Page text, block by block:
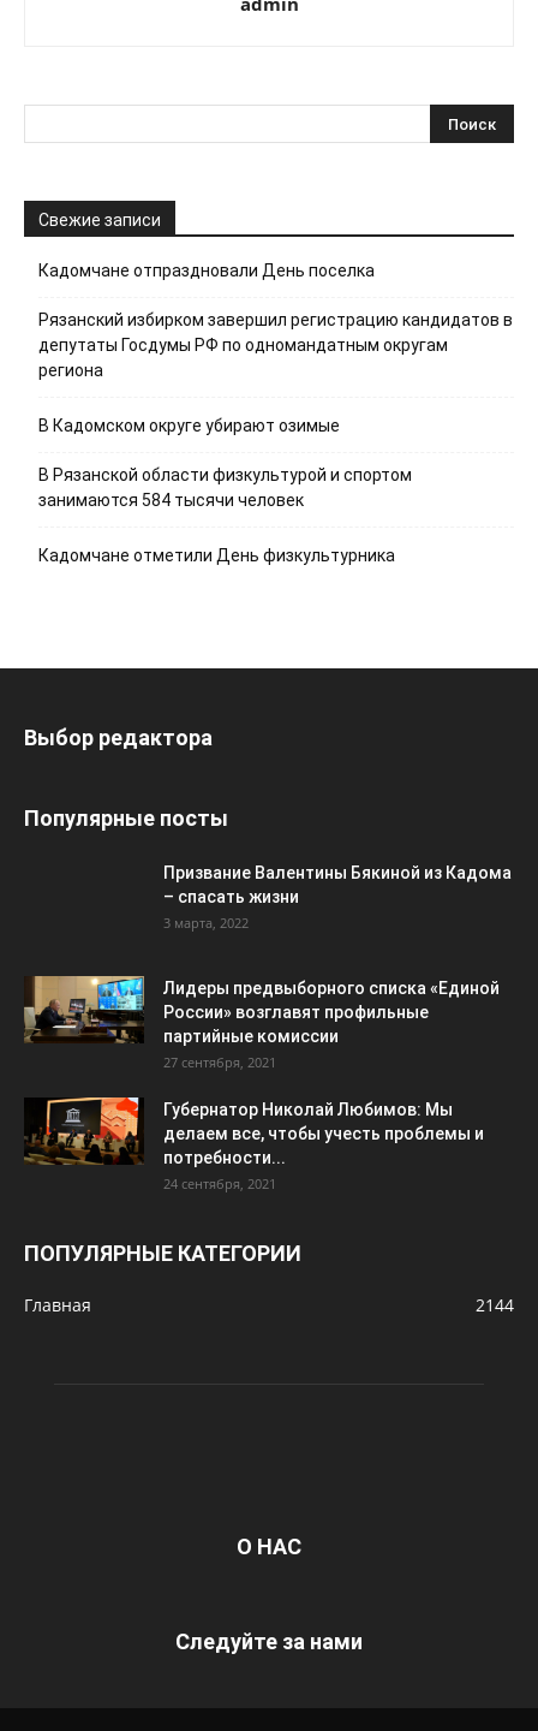
Свежие записи
Кадомчане отпраздновали День поселка
Рязанский избирком завершил регистрацию кандидатов в
депутаты Госдумы РФ по одномандатным округам
региона
В Кадомском округе убирают озимые
В Рязанской области физкультурой и спортом
занимаются 584 тысячи человек
Кадомчане отметили День физкультурника
Выбор редактора
Популярные посты
Призвание Валентины Бякиной из Кадома
– спасать жизни
3 марта, 2022
Лидеры предвыборного списка «Единой
России» возглавят профильные
партийные комиссии
27 сентября, 2021
Губернатор Николай Любимов: Мы
делаем все, чтобы учесть проблемы и
потребности...
24 сентября, 2021
ПОПУЛЯРНЫЕ КАТЕГОРИИ
Главная 2144
О НАС
Следуйте за нами